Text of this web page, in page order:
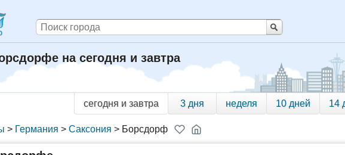
на сегодня и завтра
сегодня и завтра 3 дня неделя 10 дней 14
> Германия > Саксония > Борсдорф